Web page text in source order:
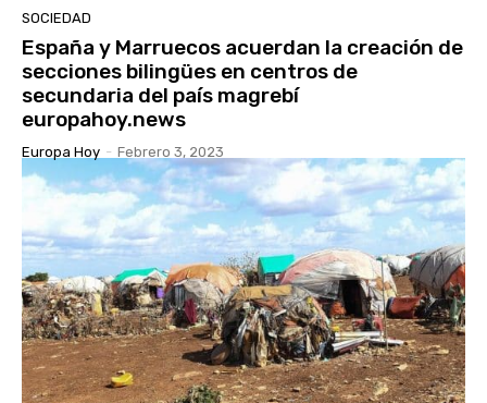
SOCIEDAD
España y Marruecos acuerdan la creación de
secciones bilingües en centros de
secundaria del país magrebí
europahoy.news
Europa Hoy - Febrero 3, 2023